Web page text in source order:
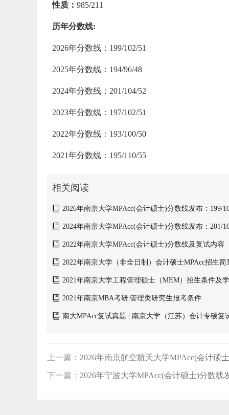
性质： 985/211
历年分数线:
2026年分数线：199/102/51
2025年分数线：194/96/48
2024年分数线：201/104/52
2023年分数线：197/102/51
2022年分数线：193/100/50
2021年分数线：195/110/55
相关阅读
2026年南京大学MPAcc(会计硕士)分数线发布：199/
2024年南京大学MPAcc(会计硕士)分数线发布：201/
2022年南京大学MPAcc(会计硕士)分数线及复试内容
2022年南京大学（非全日制）会计硕士MPAcc招生简
2021年南京大学工程管理硕士（MEM）招生条件及
2021年南京MBA考研|管理类研究生报考条件
南大MPAcc复试真题 | 南京大学（江苏）会计专硕复
上一篇： 2026年南京航空航天大学MPAcc(会计硕
下一篇： 2026年宁波大学MPAcc(会计硕士)分数线